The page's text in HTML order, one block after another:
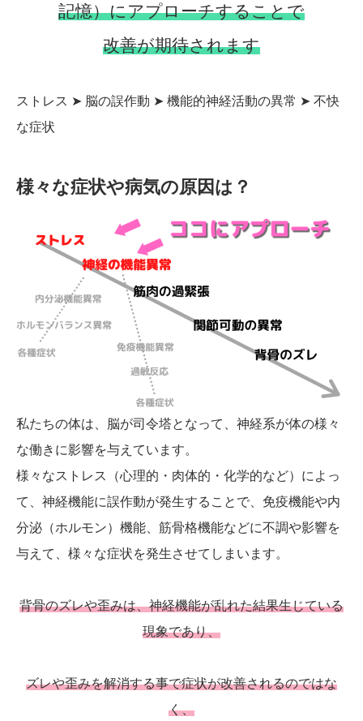
記憶）にアプローチすることで
改善が期待されます
ストレス ➤ 脳の誤作動 ➤ 機能的神経活動の異常 ➤ 不快
な症状
様々な症状や病気の原因は？
私たちの体は、脳が司令塔となって、神経系が体の様々
な働きに影響を与えています。
様々なストレス（心理的・肉体的・化学的など）によっ
て、神経機能に誤作動が発生することで、免疫機能や内
分泌（ホルモン）機能、筋骨格機能などに不調や影響を
与えて、様々な症状を発生させてしまいます。
背骨のズレや歪みは、神経機能が乱れた結果生じている
現象であり、
ズレや歪みを解消する事で症状が改善されるのではな
く、